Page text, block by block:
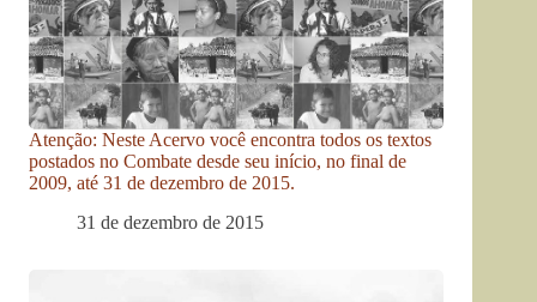
Atenção: Neste Acervo você encontra todos os textos
postados no Combate desde seu início, no final de
2009, até 31 de dezembro de 2015.
31 de dezembro de 2015